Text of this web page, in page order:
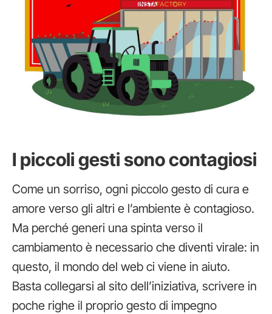
I piccoli gesti sono contagiosi
Come un sorriso, ogni piccolo gesto di cura e
amore verso gli altri e l’ambiente è contagioso.
Ma perché generi una spinta verso il
cambiamento è necessario che diventi virale: in
questo, il mondo del web ci viene in aiuto.
Basta collegarsi al sito dell’iniziativa, scrivere in
poche righe il proprio gesto di impegno